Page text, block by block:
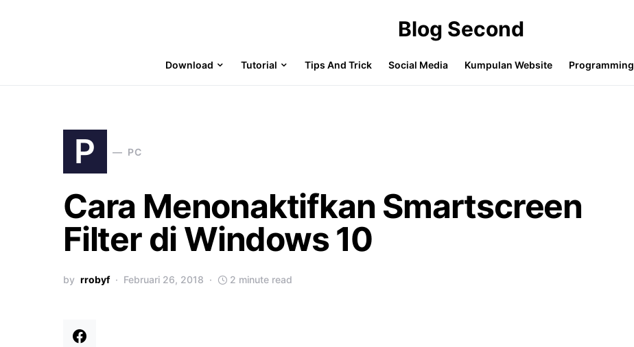
Blog Second
Download Tutorial Tips And Trick Social Media Kumpulan Website Programming
P PC
Cara Menonaktifkan Smartscreen
Filter di Windows 10
by rrobyf Februari 26, 2018 2 minute read